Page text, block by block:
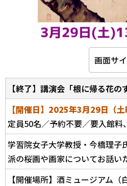
画面サ
【終了】講演会「根に帰る花
【開催日】2025年3月29日（土
定員50名／予約不要／要入館料
学習院女子大学教授・今橋理子
派の桜画や画家についてお話い
【開催場所】酒ミュージアム